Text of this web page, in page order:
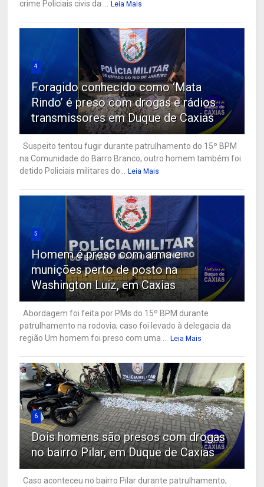
crime Policiais civis da ... Leia Mais
4
Foragido conhecido como ‘Mata
Rindo’ é preso com drogas e rádios
transmissores em Duque de Caxias
Suspeito tentou fugir durante patrulhamento do 15º BPM
na Comunidade do Barro Branco; outro homem também foi
detido Policiais militares do...
Leia Mais
5
Homem é preso com arma e
munições perto de posto na
Washington Luiz, em Caxias
Abordagem foi feita por PMs do 15º BPM durante
patrulhamento na rodovia; caso foi levado à delegacia da
região Um homem foi preso com uma ...
Leia Mais
6
Dois homens são presos com drogas
no bairro Pilar, em Duque de Caxias
Caso aconteceu no bairro Pilar durante patrulhamento;